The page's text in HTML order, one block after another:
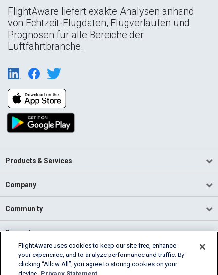
FlightAware liefert exakte Analysen anhand
von Echtzeit-Flugdaten, Flugverläufen und
Prognosen für alle Bereiche der
Luftfahrtbranche.
Products & Services
Company
Community
Support
English (USA)
2026 FlightAware
FlightAware uses cookies to keep our site free, enhance
your experience, and to analyze performance and traffic. By
clicking “Allow All”, you agree to storing cookies on your
device. Privacy Statement